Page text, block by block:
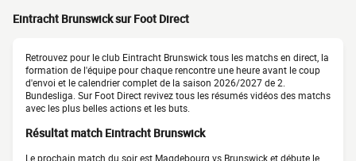
Eintracht Brunswick sur Foot Direct
Retrouvez pour le club Eintracht Brunswick tous les matchs en direct, la
formation de l'équipe pour chaque rencontre une heure avant le coup
d'envoi et le calendrier complet de la saison 2026/2027 de 2.
Bundesliga. Sur Foot Direct revivez tous les résumés vidéos des matchs
avec les plus belles actions et les buts.
Résultat match Eintracht Brunswick
Le prochain match du soir est Magdebourg vs Brunswick et débute le